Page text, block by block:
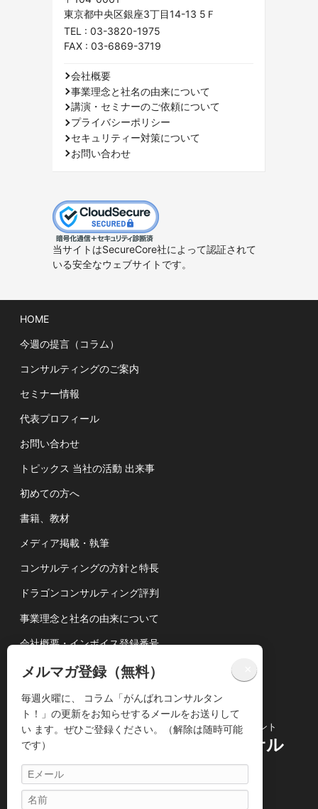
東京都中央区銀座3丁目14-13 5Ｆ
TEL : 03-3820-1975
FAX : 03-6869-3719
会社概要
事業理念と社名の由来について
講演・セミナーのご依頼について
プライバシーポリシー
セキュリティー対策について
お問い合わせ
当サイトはSecureCore社によって認証されて
いる安全なウェブサイトです。
HOME
今週の提言（コラム）
コンサルティングのご案内
セミナー情報
代表プロフィール
お問い合わせ
トピックス 当社の活動 出来事
初めての方へ
書籍、教材
メディア掲載・執筆
コンサルティングの方針と特長
ドラゴンコンサルティング評判
事業理念と社名の由来について
会社概要・インボイス登録番号
講演依頼について
個人情報の取扱いについて
コンサルティングビジネス専門のコンサルタント
株式会社ドラゴンコンサル
ティング
〒104-0061
メルマガ登録（無料）
毎週火曜に、 コラム「がんばれコンサルタン
ト！」の更新をお知らせするメールをお送りして
い ます。ぜひご登録ください。（解除は随時可能
です）